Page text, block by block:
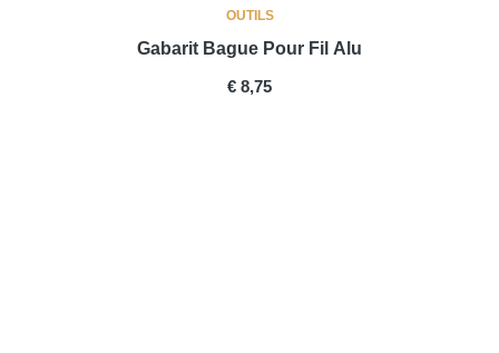
OUTILS
Gabarit Bague Pour Fil Alu
PRICE
€ 8,75